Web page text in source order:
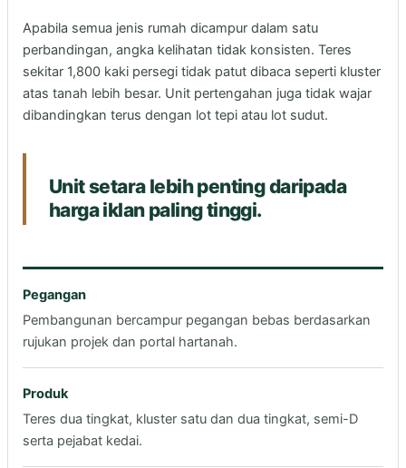
Apabila semua jenis rumah dicampur dalam satu
perbandingan, angka kelihatan tidak konsisten. Teres
sekitar 1,800 kaki persegi tidak patut dibaca seperti kluster
atas tanah lebih besar. Unit pertengahan juga tidak wajar
dibandingkan terus dengan lot tepi atau lot sudut.
Unit setara lebih penting daripada
harga iklan paling tinggi.
Pegangan
Pembangunan bercampur pegangan bebas berdasarkan
rujukan projek dan portal hartanah.
Produk
Teres dua tingkat, kluster satu dan dua tingkat, semi-D
serta pejabat kedai.